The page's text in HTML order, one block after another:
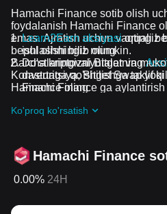
Hamachi Finance sotib olish
foydalanish Hamachi Finance
emas. Ajratish uchun vaqtingiz
bepul olishingiz mumkin.
Learn2Earn aksiyasiorqali
ishlashni bilib oling
Do'stlaringizni Bitgetning
dasturiga qo'shilishga taklif
Finance oling
guruhiga qo'shilish orqali
Barcha kriptovalyutalar va
Konvertatsiya, Bitget Swap
Hamachi Finance ga aylantirish
Ko'proq ko'rsatish
Hamachi Finance
0.00% 24H